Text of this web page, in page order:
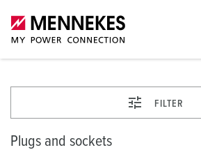
FILTER
Plugs and sockets